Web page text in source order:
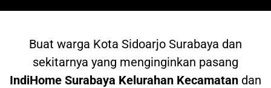
Buat warga Kota Sidoarjo Surabaya dan
sekitarnya yang menginginkan pasang
IndiHome Surabaya Kelurahan Kecamatan dan